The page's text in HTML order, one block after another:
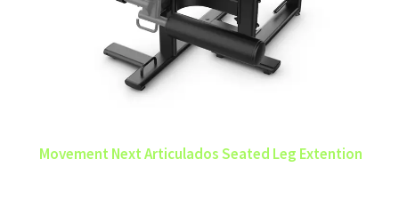
Movement Next Articulados Seated Leg Extention